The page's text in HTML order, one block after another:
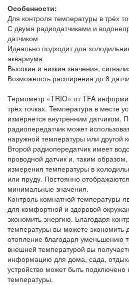
Особенности:
Для контроля температуры в трёх
С двумя радиодатчиками и
датчиком
Идеально подходит для
аквариума
Высокие и низкие значения,
Возможность расширения до 8
Термометр «TRIO» от TFA
трёх точках. Температура в месте
измеряется внутренним датчиком.
радиопередатчик может
наружной температуры или другой
Второй радиопередатчик имеет
проводной датчик и, таким
измерения температуры в
или пруду. Постоянно
минимальные значения.
Контроль комнатной температуры
для комфортной и здоровой
экономить энергию. Благодаря
температуры вы можете экономить
отопление благодаря уменьшению
внешней температурой вы
информацию для дома, сада,
устройство может быть подключено
температуры.